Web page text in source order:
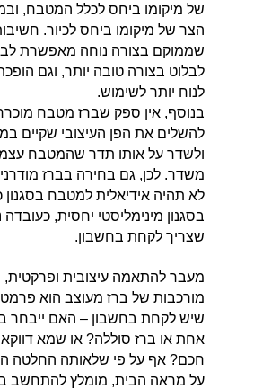
של מיקומו ביחס לכלל המטבח,
הצר של מיקומו ביחס לכיור.
שממוקם בצורה נוחה מאפשרת
לבלוט בצורה טובה יותר, וגם
לנוח יותר לשימוש.
בנוסף, אין ספק שברז מטבח
להשלים את הפן העיצובי שקיים
ולשדר על אותו תדר שהמטבח
משדר. לכן, גם בחירה בברז
לא תהיה אידיאלית למטבח בסגנון
בסגנון מינימליסטי יחסית,
שצריך לקחת בחשבון.
מעבר להתאמה עיצובית ופרקטית,
מורכבות של ברז מעוצב הוא
שיש לקחת בחשבון – האם ייבחר
אחת או ברז סוללה? או שמא
חכם? אף על פי שלאותה החלטה
על מראה הבית, מומלץ להתחשב